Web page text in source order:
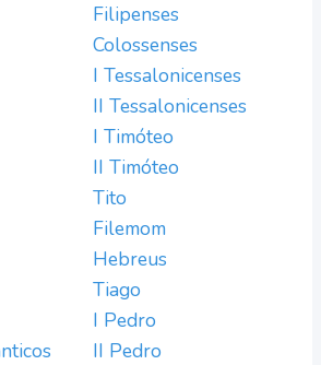
Filipenses
Colossenses
I Tessalonicenses
II Tessalonicenses
I Timóteo
II Timóteo
Tito
Filemom
Hebreus
Tiago
I Pedro
II Pedro